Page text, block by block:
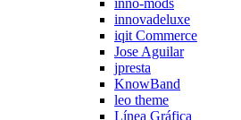
innovadeluxe
iqit Commerce
Jose Aguilar
jpresta
KnowBand
leo theme
Línea Gráfica